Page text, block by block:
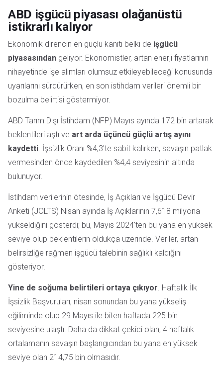
ABD işgücü piyasası olağanüstü
istikrarlı kalıyor
Ekonomik direncin en güçlü kanıtı belki de işgücü
piyasasından geliyor. Ekonomistler, artan enerji fiyatlarının
nihayetinde işe alımları olumsuz etkileyebileceği konusunda
uyarılarını sürdürürken, en son istihdam verileri önemli bir
bozulma belirtisi göstermiyor.
ABD Tarım Dışı İstihdam (NFP) Mayıs ayında 172 bin artarak
beklentileri aştı ve art arda üçüncü güçlü artış ayını
kaydetti . İşsizlik Oranı %4,3'te sabit kalırken, savaşın patlak
vermesinden önce kaydedilen %4,4 seviyesinin altında
bulunuyor.
İstihdam verilerinin ötesinde, İş Açıkları ve İşgücü Devir
Anketi (JOLTS) Nisan ayında İş Açıklarının 7,618 milyona
yükseldiğini gösterdi; bu, Mayıs 2024'ten bu yana en yüksek
seviye olup beklentilerin oldukça üzerinde. Veriler, artan
belirsizliğe rağmen işgücü talebinin sağlıklı kaldığını
gösteriyor.
Yine de soğuma belirtileri ortaya çıkıyor . Haftalık İlk
İşsizlik Başvuruları, nisan sonundan bu yana yükseliş
eğiliminde olup 29 Mayıs ile biten haftada 225 bin
seviyesine ulaştı. Daha da dikkat çekici olan, 4 haftalık
ortalamanın savaşın başlangıcından bu yana en yüksek
seviye olan 214,75 bin olmasıdır.